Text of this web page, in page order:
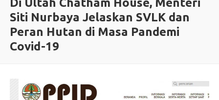
Di Ultah Chatham House, Menteri
Siti Nurbaya Jelaskan SVLK dan
Peran Hutan di Masa Pandemi
Covid-19